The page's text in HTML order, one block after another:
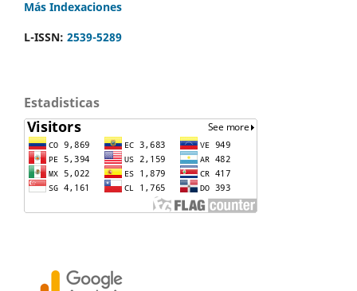
Más Indexaciones
L-ISSN: 2539-5289
Estadisticas